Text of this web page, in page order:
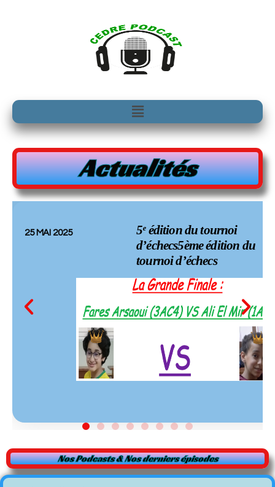
Menu
Actualités
25 MAI 2025
5ᵉ édition du tournoi
d’échecs5ème édition du
tournoi d’échecs
Nos Podcasts & Nos derniers épisodes